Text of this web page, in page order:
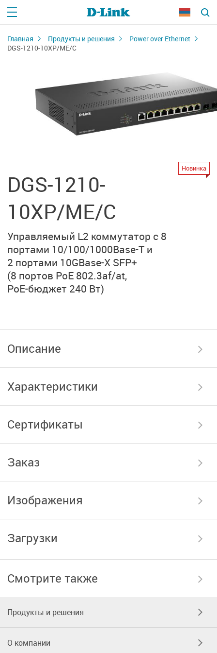
Главная Продукты и решения
Power over Ethernet
DGS-1210-10XP/ME/C
DGS-1210-
10XP/ME/C
Новинка
Управляемый L2 коммутатор с 8
портами 10/100/1000Base-T и
2 портами 10GBase-X SFP+
(8 портов PoE 802.3af/at,
PoE-бюджет 240 Вт)
Описание
Характеристики
Сертификаты
Заказ
Изображения
Загрузки
Смотрите также
Продукты и решения
О компании